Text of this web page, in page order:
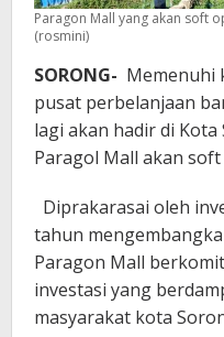
Paragon Mall yang akan soft
(rosmini)
SORONG- Memenuhi
pusat perbelanjaan
lagi akan hadir di
Paragol Mall akan
Diprakarasai oleh
tahun
Paragon Mall
investasi yang
masyarakat kota